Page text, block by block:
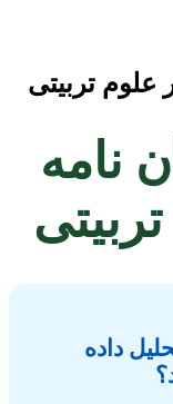
علوم تربیتی
نامه
داده